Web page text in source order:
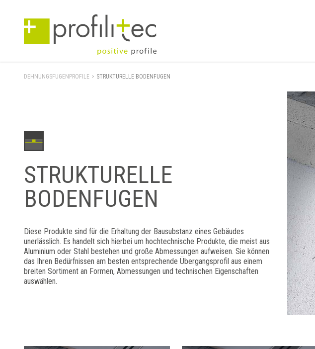
DEHNUNGSFUGENPROFILE > STRUKTURELLE BODENFUGEN
STRUKTURELLE
BODENFUGEN
Diese Produkte sind für die Erhaltung der Bausubstanz eines Gebäudes
unerlässlich. Es handelt sich hierbei um hochtechnische Produkte, die meist aus
Aluminium oder Stahl bestehen und große Abmessungen aufweisen. Sie können
das Ihren Bedürfnissen am besten entsprechende Übergangsprofil aus einem
breiten Sortiment an Formen, Abmessungen und technischen Eigenschaften
auswählen.